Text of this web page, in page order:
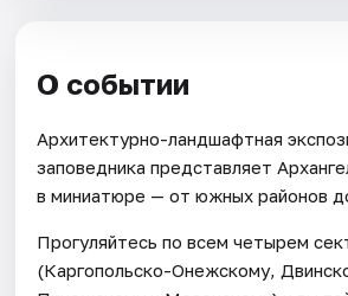
О событии
Архитектурно-ландшафтная
заповедника представляет
в миниатюре — от южных районов
Прогуляйтесь по всем четырем
(Каргопольско-Онежскому,